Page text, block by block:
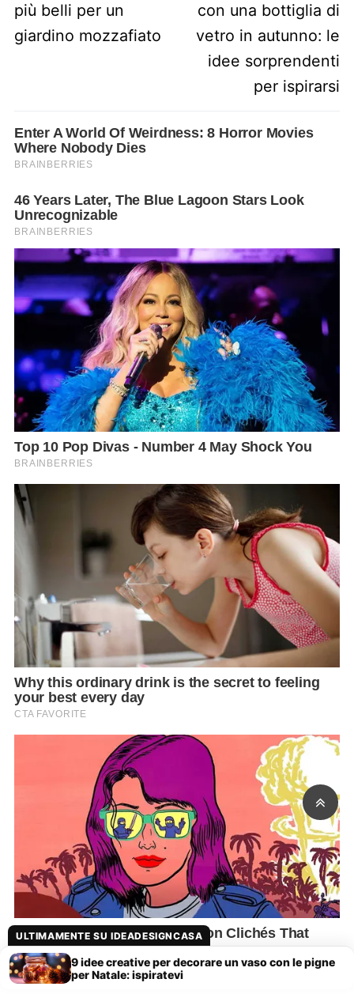
più belli per un
giardino mozzafiato
con una bottiglia di
vetro in autunno: le
idee sorprendenti
per ispirarsi
ULTIMAMENTE SU IDEADESIGNCASA
9 idee creative per decorare un vaso con le pigne
per Natale: ispiratevi